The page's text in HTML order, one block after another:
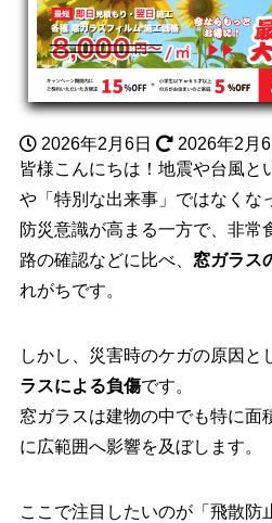
2026年2月6日
2026年2月6
皆様こんにちは！地震や台風と
や「特別な出来事」ではなくな
防災意識が高まる一方で、非常
路の確認などに比べ、 窓ガラス
れがちです。
しかし、災害時のケガの原因と
ラスによる負傷です。
窓ガラスは建物の中でも特に面
に広範囲へ影響を及ぼします。
ここで注目したいのが「飛散防